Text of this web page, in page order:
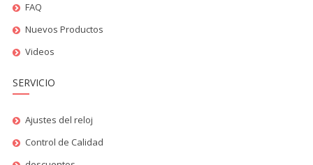
FAQ
Nuevos Productos
Videos
SERVICIO
Ajustes del reloj
Control de Calidad